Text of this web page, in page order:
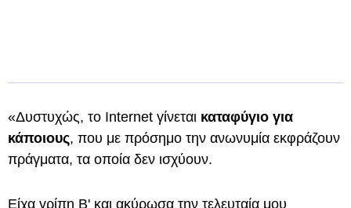
«Δυστυχώς, το Internet γίνεται καταφύγιο για
κάποιους, που με πρόσημο την ανωνυμία εκφράζουν
πράγματα, τα οποία δεν ισχύουν.
Είχα γρίπη Β' και ακύρωσα την τελευταία μου